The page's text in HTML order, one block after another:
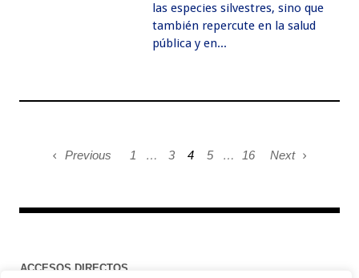
las especies silvestres, sino que
también repercute en la salud
pública y en...
Previous 1 … 3 4 5 … 16 Next
ACCESOS DIRECTOS